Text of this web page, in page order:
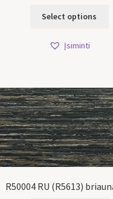
Select options
Įsiminti
R50004 RU (R5613)